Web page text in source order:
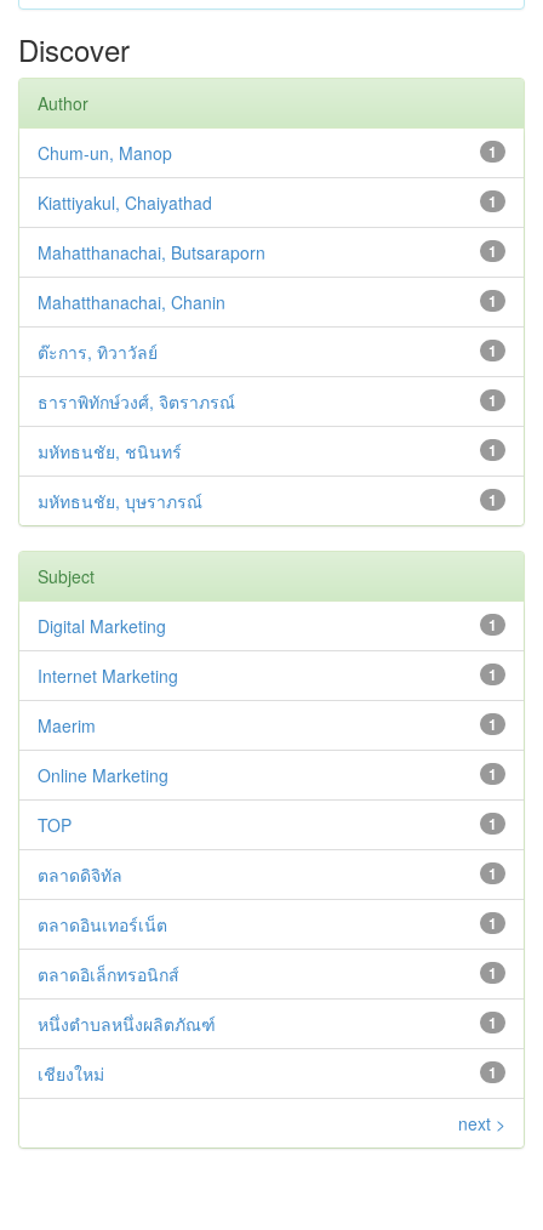
Discover
Author
1
Chum-un, Manop
1
Kiattiyakul, Chaiyathad
1
Mahatthanachai, Butsaraporn
1
Mahatthanachai, Chanin
1
ต๊ะการ, ทิวาวัลย์
1
ธาราพิทักษ์วงศ์, จิตราภรณ์
1
มหัทธนชัย, ชนินทร์
1
มหัทธนชัย, บุษราภรณ์
Subject
1
Digital Marketing
1
Internet Marketing
1
Maerim
1
Online Marketing
1
TOP
1
ตลาดดิจิทัล
1
ตลาดอินเทอร์เน็ต
1
ตลาดอิเล็กทรอนิกส์
1
หนึ่งตำบลหนึ่งผลิตภัณฑ์
1
เชียงใหม่
next >